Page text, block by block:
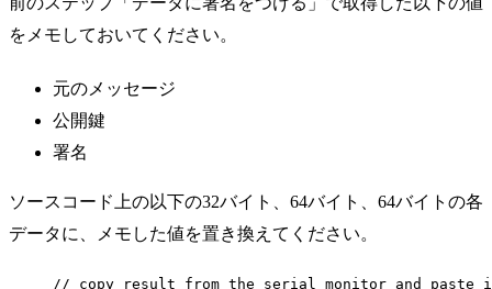
をメモしておいてください。
元のメッセージ
公開鍵
署名
ソースコード上の以下の32バイト、64バイト、64バイトの各
データに、メモした値を置き換えてください。
// copy result from the serial monitor and paste